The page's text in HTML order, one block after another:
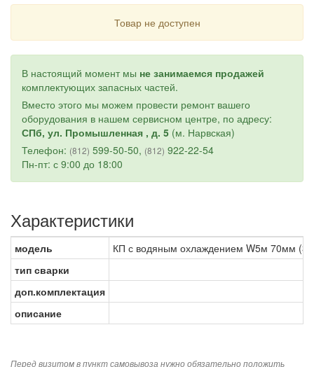
Товар не доступен
В настоящий момент мы не занимаемся продажей
комплектующих запасных частей.
Вместо этого мы можем провести ремонт вашего
оборудования в нашем сервисном центре, по адресу:
СПб, ул. Промышленная , д. 5 (м. Нарвская)
Телефон: (812) 599-50-50, (812) 922-22-54
Пн-пт: с 9:00 до 18:00
Характеристики
модель
КП с водяным охлаждением W5м 70мм
тип сварки
доп.комплектация
описание
Перед визитом в пункт самовывоза нужно обязательно положить